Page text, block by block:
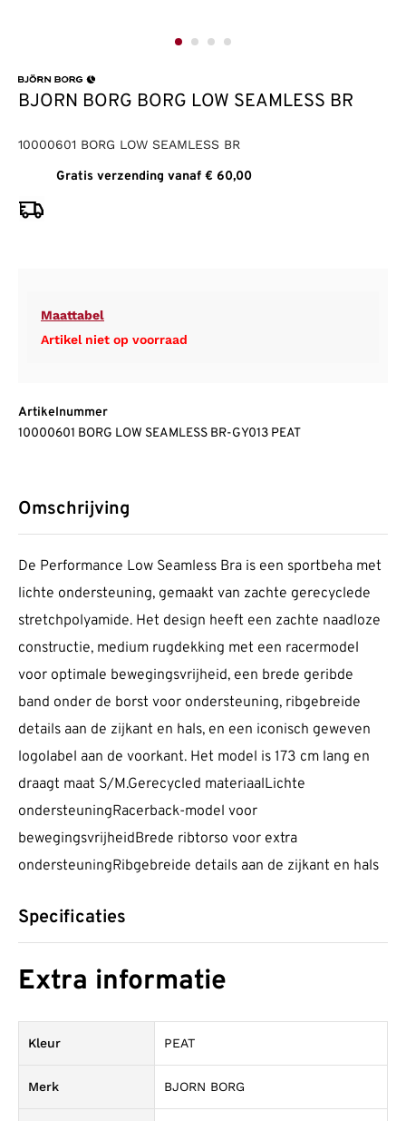
BJORN BORG BORG LOW SEAMLESS BR
10000601 BORG LOW SEAMLESS BR
Gratis verzending vanaf € 60,00
Maattabel
Artikel niet op voorraad
Artikelnummer
10000601 BORG LOW SEAMLESS BR-GY013 PEAT
Omschrijving
De Performance Low Seamless Bra is een sportbeha met
lichte ondersteuning, gemaakt van zachte gerecyclede
stretchpolyamide. Het design heeft een zachte naadloze
constructie, medium rugdekking met een racermodel
voor optimale bewegingsvrijheid, een brede geribde
band onder de borst voor ondersteuning, ribgebreide
details aan de zijkant en hals, en een iconisch geweven
logolabel aan de voorkant. Het model is 173 cm lang en
draagt maat S/M.Gerecycled materiaalLichte
ondersteuningRacerback-model voor
bewegingsvrijheidBrede ribtorso voor extra
ondersteuningRibgebreide details aan de zijkant en hals
Specificaties
Extra informatie
Kleur PEAT
Merk BJORN BORG